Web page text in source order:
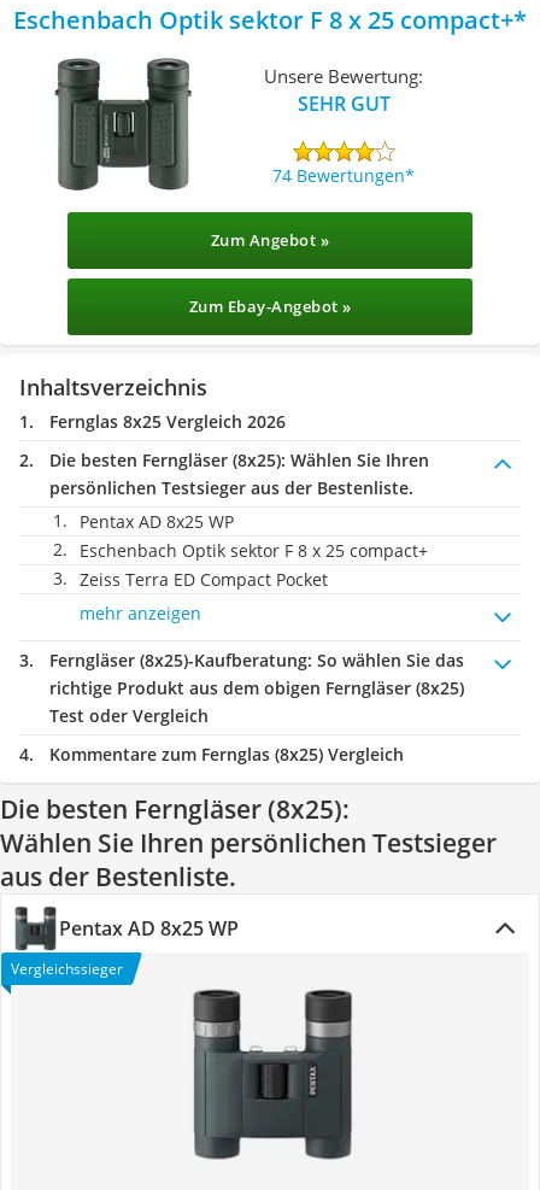
Eschenbach Optik sektor F 8 x 25 compact+
Unsere Bewertung:
SEHR GUT
74 Bewertungen
Zum Angebot »
Zum Ebay-Angebot »
Inhaltsverzeichnis
Fernglas 8x25 Vergleich 2026
Die besten Ferngläser (8x25): Wählen Sie Ihren
persönlichen Testsieger aus der Bestenliste.
Pentax AD 8x25 WP
Eschenbach Optik sektor F 8 x 25 compact+
Zeiss Terra ED Compact Pocket
mehr anzeigen
Ferngläser (8x25)-Kaufberatung: So wählen Sie das
richtige Produkt aus dem obigen Ferngläser (8x25)
Test oder Vergleich
Kommentare zum Fernglas (8x25) Vergleich
Die besten Ferngläser (8x25):
Wählen Sie Ihren persönlichen Testsieger
aus der Bestenliste.
Pentax AD 8x25 WP
Vergleichssieger